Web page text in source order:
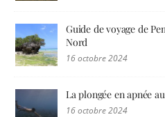
Guide de voyage de
Nord
16 octobre 2024
La plongée en apnée
16 octobre 2024